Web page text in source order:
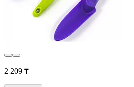
2 209 ₸